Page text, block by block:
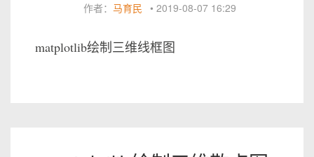
作者： 马育民 • 2019-08-07 16:29
matplotlib绘制三维线框图